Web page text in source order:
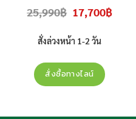
รวมติดตั้ง
25,990฿ Original
price
25,990฿.
17,700฿Current
price
สั่งล่วงหน้า 1-2 วัน
สั่งซื้อทางไลน์